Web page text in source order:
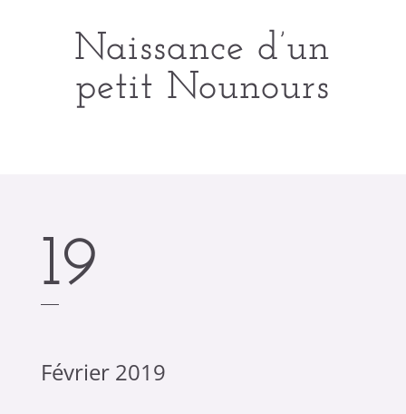
Naissance d’un
petit Nounours
19
Février 2019